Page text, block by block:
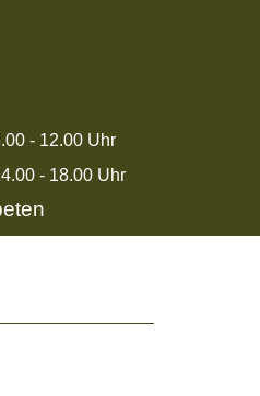
- 12.00 Uhr
- 18.00 Uhr